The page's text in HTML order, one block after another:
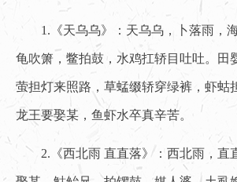
1.《天乌乌》：天乌乌，卜落雨，
龟吹箫，鳖拍鼓，水鸡扛轿目吐吐。田
萤担灯来照路，草蜢缀轿穿绿裤，虾蛄
龙王要娶某，鱼虾水卒真辛苦。
2.《西北雨 直直落》：西北雨，直